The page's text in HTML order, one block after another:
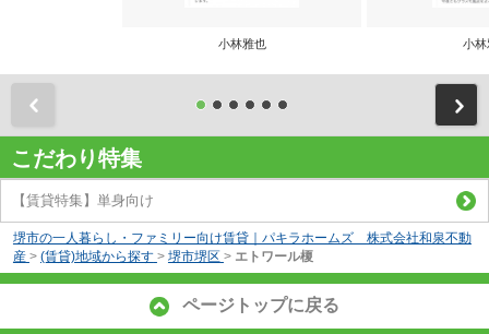
小林雅也 小林
こだわり特集
【賃貸特集】単身向け
堺市の一人暮らし・ファミリー向け賃貸｜パキラホームズ 株式会社和泉不動
産 > (賃貸)地域から探す > 堺市堺区 > エトワール榎
ページトップに戻る